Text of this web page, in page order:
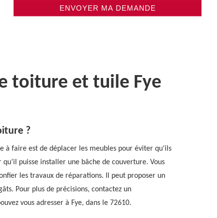
toiture et tuile Fye
?
faire est de déplacer les meubles pour éviter qu’ils
puisse installer une bâche de couverture. Vous
les travaux de réparations. Il peut proposer un
Pour plus de précisions, contactez un
vous adresser à Fye, dans le 72610.